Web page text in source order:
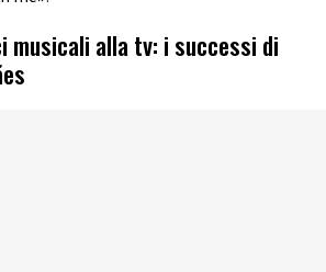
musicali alla tv: i successi di